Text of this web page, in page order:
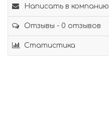
Написать в компанию
Отзывы - 0 отзывов
Статистика